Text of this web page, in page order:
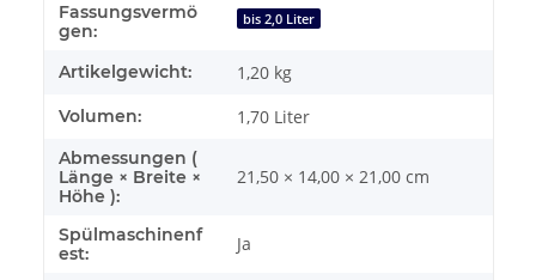
Fassungsvermö
gen:
bis 2,0 Liter
Artikelgewicht: 1,20 kg
Volumen: 1,70 Liter
Abmessungen (
Länge × Breite ×
Höhe ):
21,50 × 14,00 × 21,00 cm
Spülmaschinenf
est:
Ja